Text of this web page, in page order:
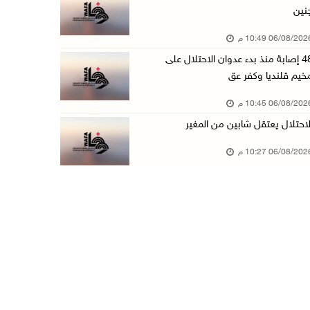
الاحتلال يخطر بإزالة أشجار زيتون والاستيلاء ع ...
رابطة العالم الإسلامي تدين تواصل انتهاكات الا ...
الاحتلال يدمّر بيت الزوجية قبل ساعات من الزفا ...
08/2026 10:49 م
48 إصابة منذ بدء عدوان الاحتلال على
قلنديا وكفر عق
08/2026 10:45 م
يعتقل شابين من المغير
08/2026 10:27 م